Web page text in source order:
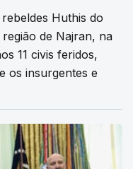
Huthis do
de Najran, na
11 civis feridos,
os insurgentes e